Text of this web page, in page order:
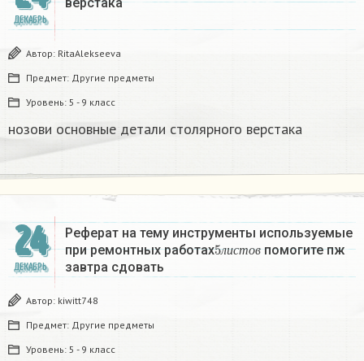
ДЕКАБРЬ
Автор: RitaAlekseeva
Предмет: Другие предметы
Уровень: 5 - 9 класс
нозови основные детали столярного верстака
24
ДЕКАБРЬ
Реферат на тему инструменты используемые
при ремонтных работах
листов
5лис тов
помогите пж
завтра сдовать​
Автор: kiwitt748
Предмет: Другие предметы
Уровень: 5 - 9 класс